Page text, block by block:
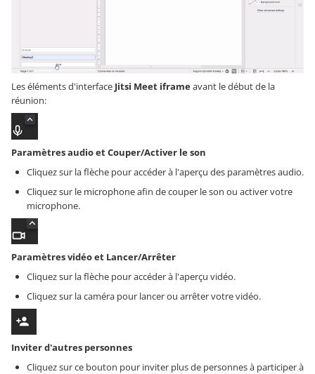
Les éléments d'interface Jitsi Meet iframeavant le début de la
réunion:
Paramètres audio et Couper/Activer le son
Cliquez sur la flèche pour accéder à l'aperçu des paramètres audio.
Cliquez sur le microphone afin de couper le son ou activer votre
microphone.
Paramètres vidéo et Lancer/Arrêter
Cliquez sur la flèche pour accéder à l'aperçu vidéo.
Cliquez sur la caméra pour lancer ou arrêter votre vidéo.
Inviter d'autres personnes
Cliquez sur ce bouton pour inviter plus de personnes à participer à